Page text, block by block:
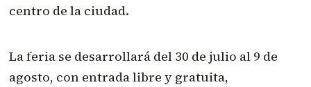
centro de la ciudad.
La feria se desarrollará del 30 de julio al 9 de
agosto, con entrada libre y gratuita,